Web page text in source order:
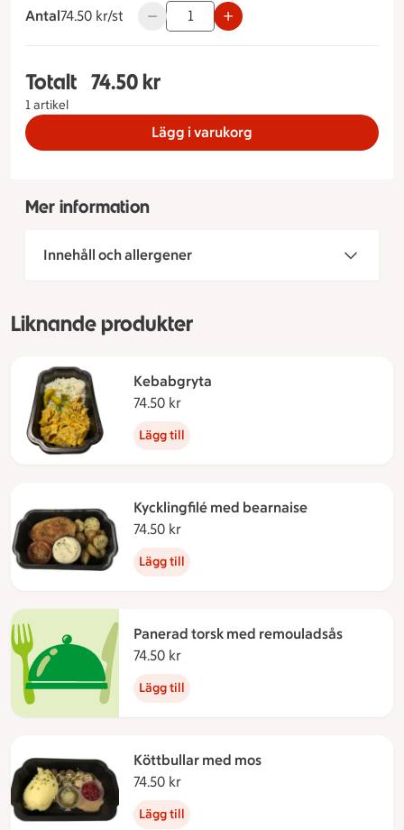
Antal
74.50 kronor styck
74.50 kr/st Använd knapparna för att minska eller
Totalt
1 artikel
Totalt 1 stycken Biff stroganoff, 74.50 kronor
74.50 kr
Lägg i varukorg
Mer information
Innehåll och allergener
Liknande produkter
Kebabgryta
74.50 kr
Lägg till
Kycklingfilé med bearnaise
74.50 kr
Lägg till
Panerad torsk med remouladsås
74.50 kr
Lägg till
Köttbullar med mos
74.50 kr
Lägg till